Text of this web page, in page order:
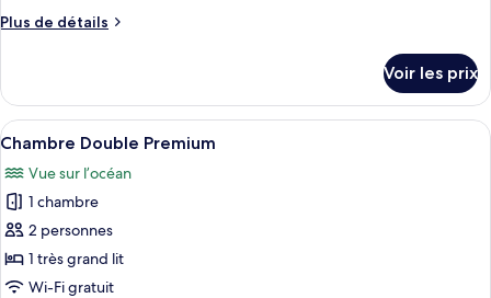
chambre :
Deluxe
Plus de détails
Plus
le
type
de
Chambre
Double
Deluxe
Voir les prix
Afficher
toutes
les
photos
pour
ce
type
Un balcon agrémenté de meubles
7
Chambre Double Premium
Vue sur l’océan
1 chambre
2 personnes
1 très grand lit
Wi-Fi gratuit